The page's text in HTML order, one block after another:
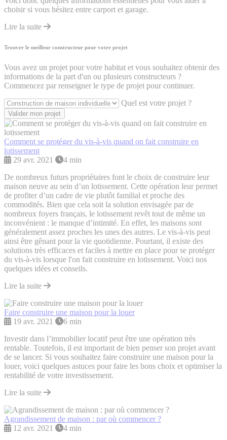
choisir si vous hésitez entre carport et garage.
Lire la suite
Trouver le meilleur constructeur pour votre projet
Vous avez un projet pour votre habitat et vous souhaitez obtenir des
informations de la part d'un ou plusieurs constructeurs ?
Commencez par renseigner le type de projet pour continuer.
Quel est votre projet ?
Valider mon projet
Comment se protéger du vis-à-vis quand on fait construire en
lotissement
29 avr. 2021
4 min
De nombreux futurs propriétaires font le choix de construire leur
maison neuve au sein d’un lotissement. Cette opération leur permet
de profiter d’un cadre de vie plutôt familial et proche des
commodités. Bien que cela soit la solution envisagée par de
nombreux foyers français, le lotissement revêt tout de même un
inconvénient : le manque d’intimité. En effet, les maisons sont
généralement assez proches les unes des autres. Le vis-à-vis peut
ainsi être gênant pour la vie quotidienne. Pourtant, il existe des
solutions très efficaces et faciles à mettre en place pour se protéger
du vis-à-vis lorsque l'on fait construire en lotissement. Voici nos
quelques idées et conseils.
Lire la suite
Faire construire une maison pour la louer
19 avr. 2021
6 min
Investir dans l’immobilier locatif peut être une opération très
rentable. Toutefois, il est important de bien penser son projet avant
de se lancer. Si vous souhaitez faire construire une maison pour la
louer, voici quelques astuces pour faire les bons choix et optimiser la
rentabilité de votre investissement.
Lire la suite
Agrandissement de maison : par où commencer ?
12 avr. 2021
4 min